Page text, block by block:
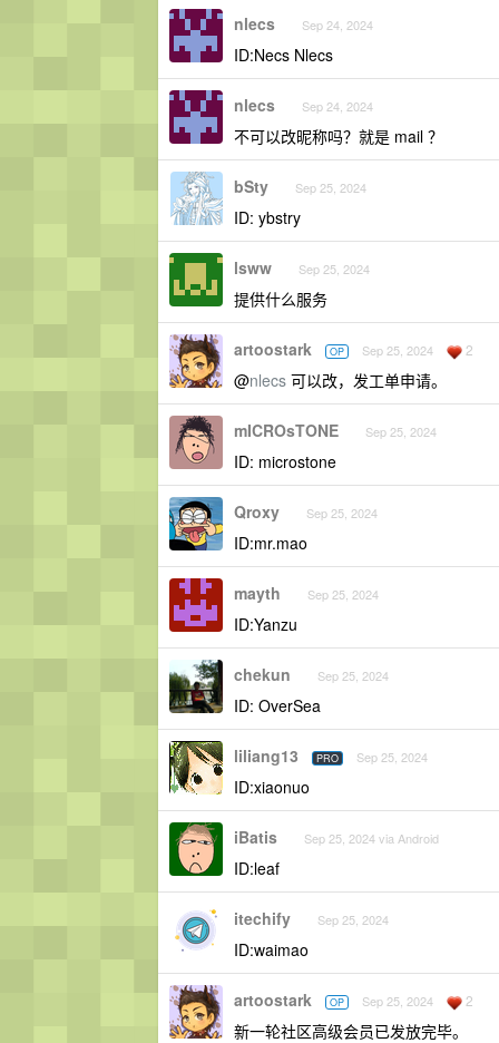
nlecs Sep 24, 2024
ID:Necs Nlecs
nlecs Sep 24, 2024
不可以改昵称吗？就是 mail ？
bSty Sep 25, 2024
ID: ybstry
lsww Sep 25, 2024
提供什么服务
artoostark OP Sep 25, 2024 2
@nlecs 可以改，发工单申请。
mICROsTONE Sep 25, 2024
ID: microstone
Qroxy Sep 25, 2024
ID:mr.mao
mayth Sep 25, 2024
ID:Yanzu
chekun Sep 25, 2024
ID: OverSea
liliang13 PRO Sep 25, 2024
ID:xiaonuo
iBatis Sep 25, 2024 via Android
ID:leaf
itechify Sep 25, 2024
ID:waimao
artoostark OP Sep 25, 2024 2
新一轮社区高级会员已发放完毕。